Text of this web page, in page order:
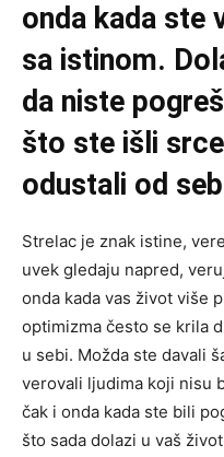
onda kada ste
sa istinom.
da niste
što ste išli
odustali od
Strelac je znak istine,
uvek gledaju napred,
onda kada vas život više
optimizma često se krila
u sebi. Možda ste davali
verovali ljudima koji nisu
čak i onda kada ste bili
što sada dolazi u vaš